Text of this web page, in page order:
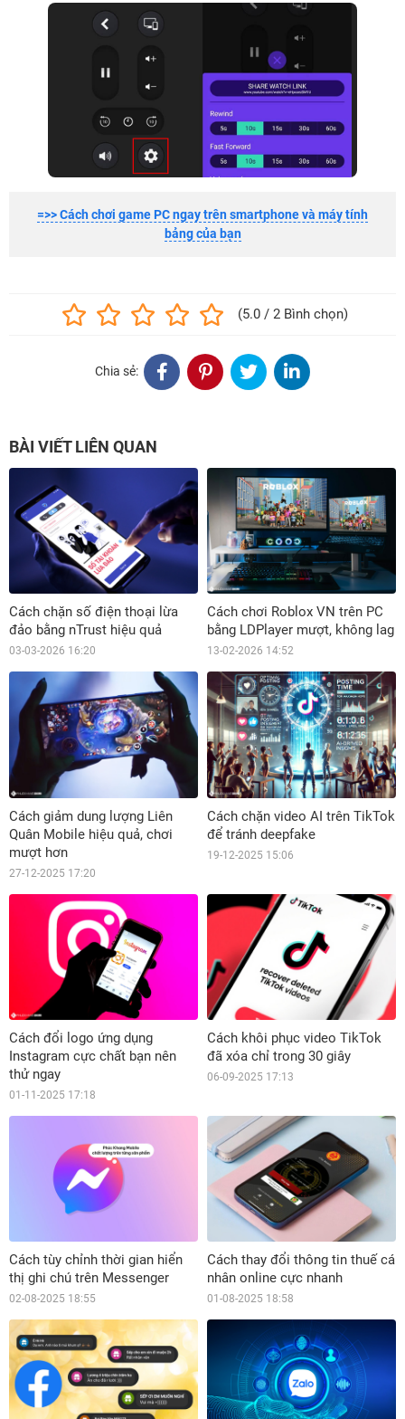
=>> Cách chơi game PC ngay trên smartphone và máy tính
bảng của bạn
(5.0 / 2 Bình chọn)
Chia sẻ:
BÀI VIẾT LIÊN QUAN
Cách chặn số điện thoại lừa
đảo bằng nTrust hiệu quả
03-03-2026 16:20
Cách chơi Roblox VN trên PC
bằng LDPlayer mượt, không lag
13-02-2026 14:52
Cách giảm dung lượng Liên
Quân Mobile hiệu quả, chơi
mượt hơn
27-12-2025 17:20
Cách chặn video AI trên TikTok
để tránh deepfake
19-12-2025 15:06
Cách đổi logo ứng dụng
Instagram cực chất bạn nên
thử ngay
01-11-2025 17:18
Cách khôi phục video TikTok
đã xóa chỉ trong 30 giây
06-09-2025 17:13
Cách tùy chỉnh thời gian hiển
thị ghi chú trên Messenger
02-08-2025 18:55
Cách thay đổi thông tin thuế cá
nhân online cực nhanh
01-08-2025 18:58